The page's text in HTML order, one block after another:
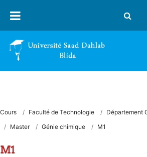
Cours Faculté de Technologie
Département
Master
Génie chimique M1
M1